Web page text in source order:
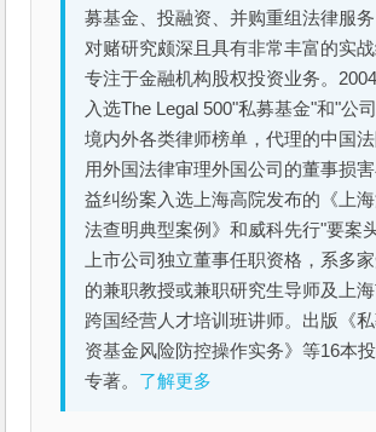
募基金、投融资、并购重组法律服
对赌研究颇深且具有非常丰富的实
专注于金融机构股权投资业务。
入选The Legal 500"私募基金"和"公
境内外各类律师榜单，代理的中国
用外国法律审理外国公司的董事损
益纠纷案入选上海高院发布的《上
法查明典型案例》和威科先行"要案
上市公司独立董事任职资格，系多
的兼职教授或兼职研究生导师及上
跨国经营人才培训班讲师。出版《
资基金风险防控操作实务》等16本
专著。 了解更多